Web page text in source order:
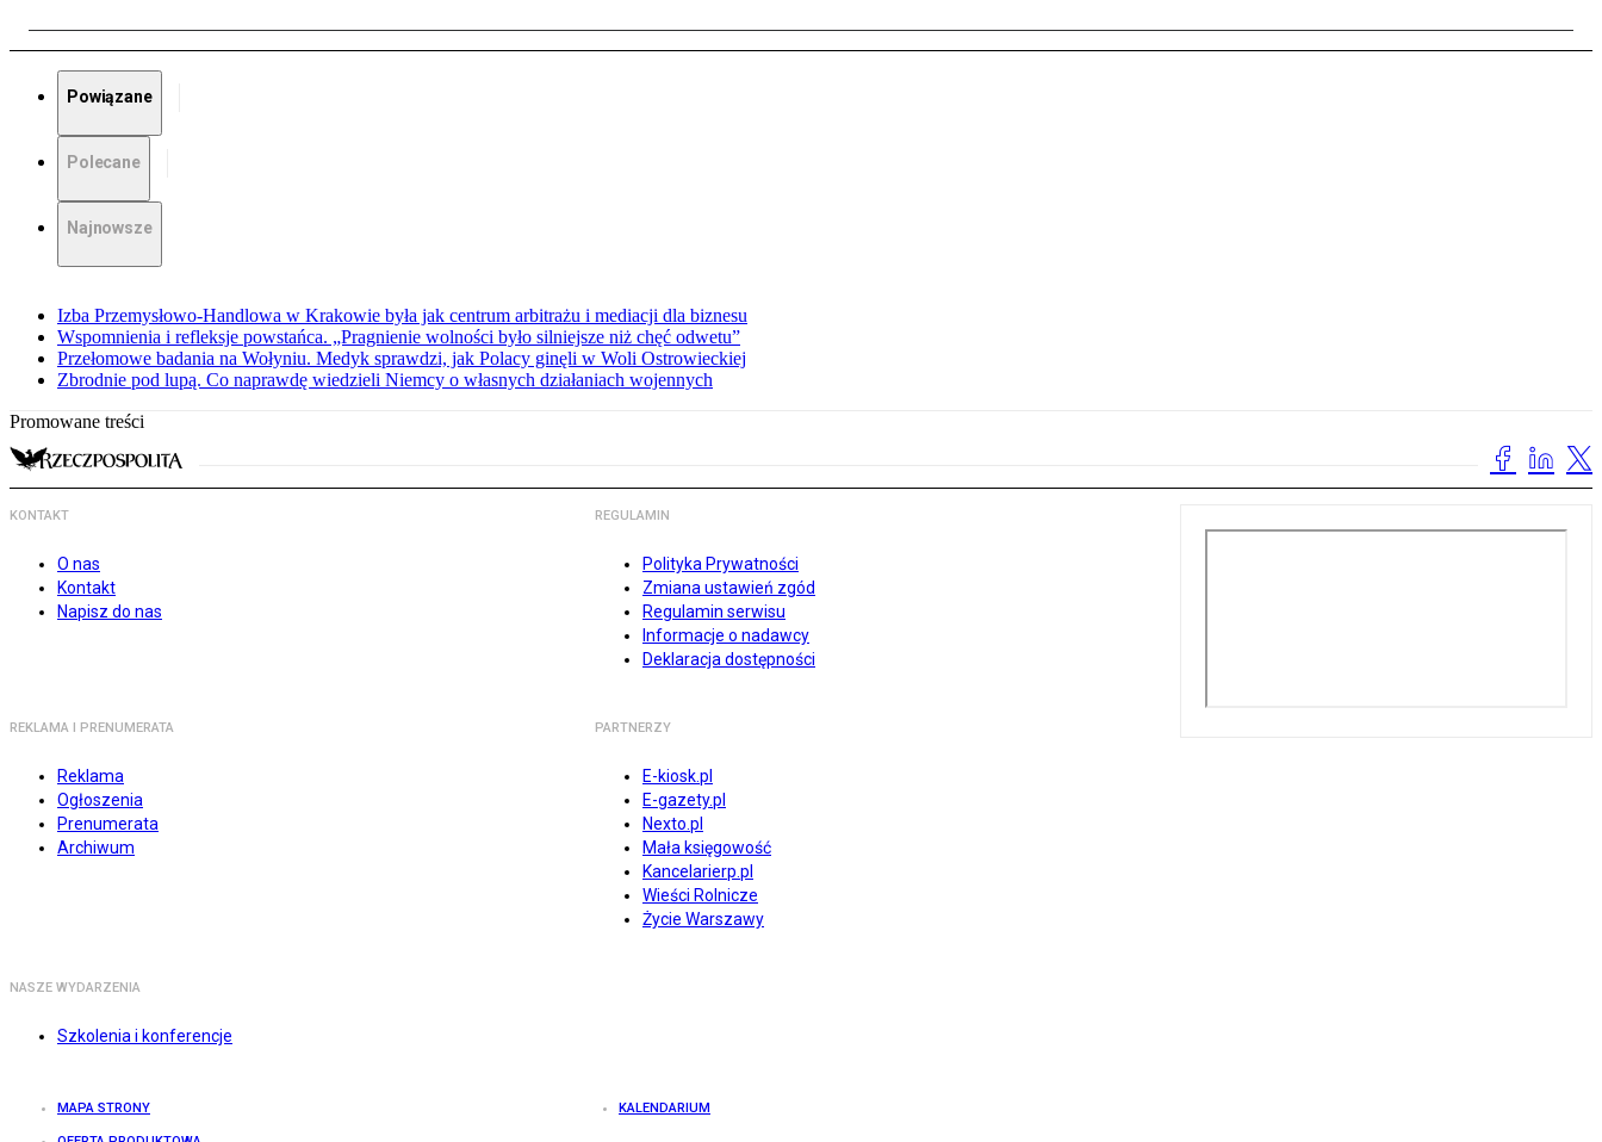
Powiązane
Polecane
Najnowsze
Izba Przemysłowo-Handlowa w Krakowie była jak centrum arbitrażu i mediacji dla biznesu
Wspomnienia i refleksje powstańca. „Pragnienie wolności było silniejsze niż chęć odwetu”
Przełomowe badania na Wołyniu. Medyk sprawdzi, jak Polacy ginęli w Woli Ostrowieckiej
Zbrodnie pod lupą. Co naprawdę wiedzieli Niemcy o własnych działaniach wojennych
Promowane treści
KONTAKT
O nas
Kontakt
Napisz do nas
REGULAMIN
Polityka Prywatności
Zmiana ustawień zgód
Regulamin serwisu
Informacje o nadawcy
Deklaracja dostępności
REKLAMA I PRENUMERATA
Reklama
Ogłoszenia
Prenumerata
Archiwum
PARTNERZY
E-kiosk.pl
E-gazety.pl
Nexto.pl
Mała księgowość
Kancelarierp.pl
Wieści Rolnicze
Życie Warszawy
NASZE WYDARZENIA
Szkolenia i konferencje
MAPA STRONY KALENDARIUM